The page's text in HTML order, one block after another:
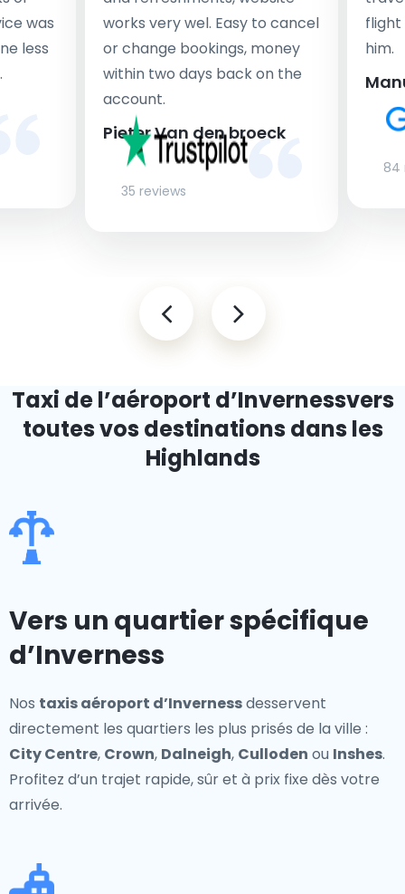
was
less
works very wel. Easy to cancel
or change bookings, money
within two days back on the
account.
Pieter Van den broeck
35 reviews
flight
him.
84
Taxi de l’aéroport d’Invernessvers
toutes vos destinations dans les
Highlands
Vers un quartier spécifique
d’Inverness
Nos taxis aéroport d’Invernessdesservent
directement les quartiers les plus prisés de la ville :
City Centre, Crown, Dalneigh, Culloden ou Inshes.
Profitez d’un trajet rapide, sûr et à prix fixe dès votre
arrivée.